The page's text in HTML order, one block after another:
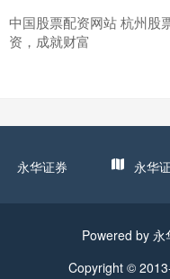
中国股票配资网站 杭州股
资，成就财富
永华证券 永华
Powered by 永
Copyright ©